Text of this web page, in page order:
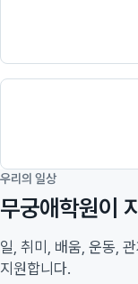
우리의 일상
무궁애학원이
일, 취미, 배움, 운동,
지원합니다.